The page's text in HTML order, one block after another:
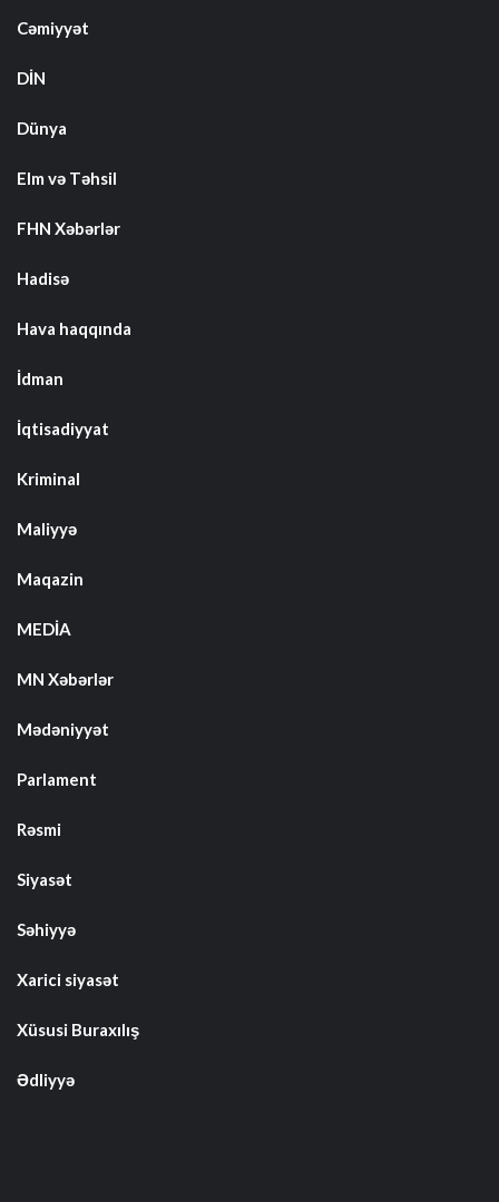
Cəmiyyət
DİN
Dünya
Elm və Təhsil
FHN Xəbərlər
Hadisə
Hava haqqında
İdman
İqtisadiyyat
Kriminal
Maliyyə
Maqazin
MEDİA
MN Xəbərlər
Mədəniyyət
Parlament
Rəsmi
Siyasət
Səhiyyə
Xarici siyasət
Xüsusi Buraxılış
Ədliyyə